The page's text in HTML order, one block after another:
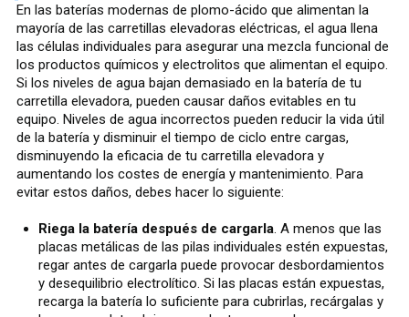
En las baterías modernas de plomo-ácido que alimentan la
mayoría de las carretillas elevadoras eléctricas, el agua llena
las células individuales para asegurar una mezcla funcional de
los productos químicos y electrolitos que alimentan el equipo.
Si los niveles de agua bajan demasiado en la batería de tu
carretilla elevadora, pueden causar daños evitables en tu
equipo. Niveles de agua incorrectos pueden reducir la vida útil
de la batería y disminuir el tiempo de ciclo entre cargas,
disminuyendo la eficacia de tu carretilla elevadora y
aumentando los costes de energía y mantenimiento. Para
evitar estos daños, debes hacer lo siguiente:
Riega la batería después de cargarla. A menos que las
placas metálicas de las pilas individuales estén expuestas,
regar antes de cargarla puede provocar desbordamientos
y desequilibrio electrolítico. Si las placas están expuestas,
recarga la batería lo suficiente para cubrirlas, recárgalas y